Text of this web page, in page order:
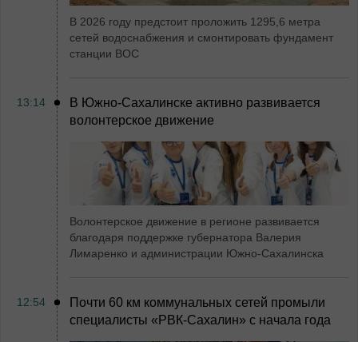
В 2026 году предстоит проложить 1295,6 метра
сетей водоснабжения и смонтировать фундамент
станции ВОС
13:14
В Южно-Сахалинске активно развивается
волонтерское движение
Волонтерское движение в регионе развивается
благодаря поддержке губернатора Валерия
Лимаренко и администрации Южно-Сахалинска
12:54
Почти 60 км коммунальных сетей промыли
специалисты «РВК‑Сахалин» с начала года